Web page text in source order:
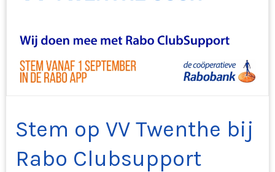
Stem op VV Twenthe bij
Rabo Clubsupport